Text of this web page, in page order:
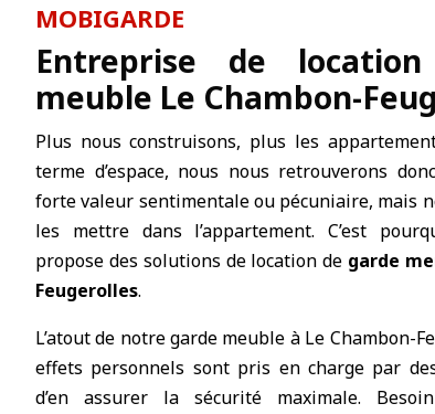
MOBIGARDE
Entreprise de
meuble Le Chambon-
Plus nous construisons, plus les
terme d’espace, nous nous retrouverons
forte valeur sentimentale ou pécuniaire, mais
les mettre dans l’appartement. C’est
propose des solutions de location de garde
Feugerolles.
L’atout de notre garde meuble à Le Chambon-
effets personnels sont pris en charge par
d’en assurer la sécurité maximale.